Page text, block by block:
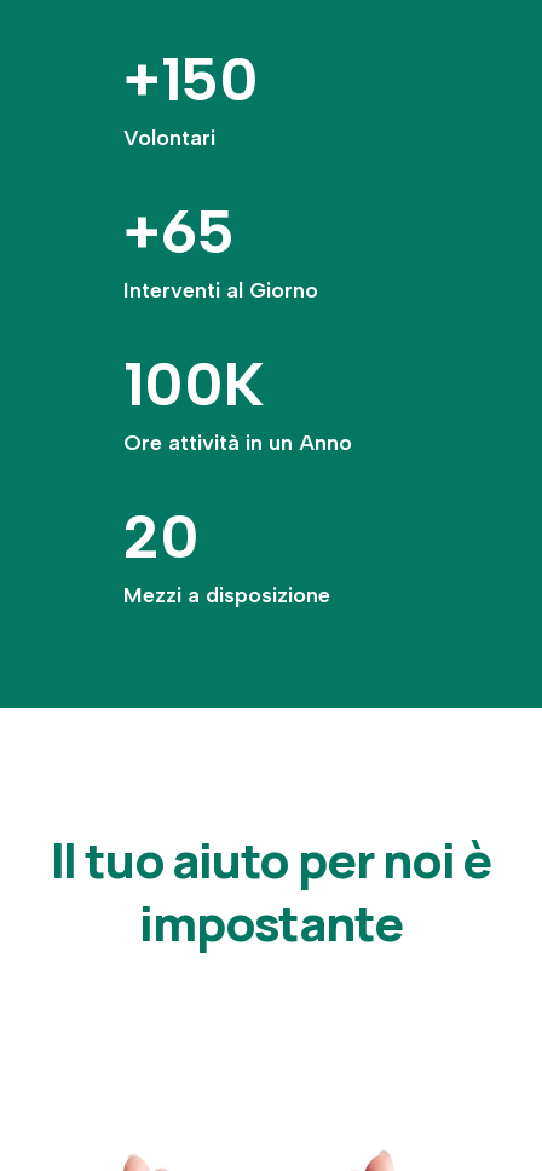
+150
Volontari
+65
Interventi al Giorno
100K
Ore attività in un Anno
20
Mezzi a disposizione
Il tuo aiuto per noi è
impostante